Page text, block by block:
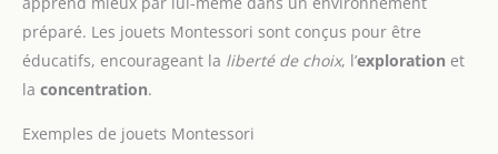
préparé. Les jouets Montessori sont conçus pour être
éducatifs, encourageant la liberté de choix, l’exploration et
la concentration.
Exemples de jouets Montessori